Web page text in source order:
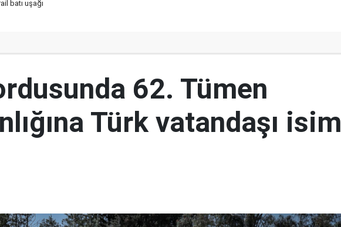
batı uşağı
62. Tümen
Türk vatandaşı isim